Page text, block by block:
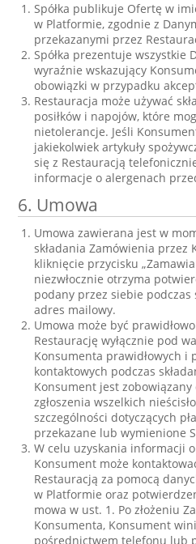
Spółka publikuje Ofertę w
w Platformie, zgodnie z
przekazanymi przez
Spółka prezentuje wszystkie
wyraźnie wskazujący
obowiązki w przypadku
Restauracja może używać
posiłków i napojów, które
nietolerancje. Jeśli
jakiekolwiek artykuły
się z Restauracją
informacje o alergenach
6. Umowa
Umowa zawierana jest w
składania Zamówienia przez
kliknięcie przycisku
niezwłocznie otrzyma
podany przez siebie podczas
adres mailowy.
Umowa może być
Restaurację wyłącznie pod
Konsumenta prawidłowych i
kontaktowych podczas
Konsument jest
zgłoszenia wszelkich
szczególności dotyczących
przekazane lub wymienione
W celu uzyskania informacji
Konsument może
Restauracją za pomocą
w Platformie oraz
mowa w ust. 1. Po złożeniu
Konsumenta, Konsument
pośrednictwem telefonu lub